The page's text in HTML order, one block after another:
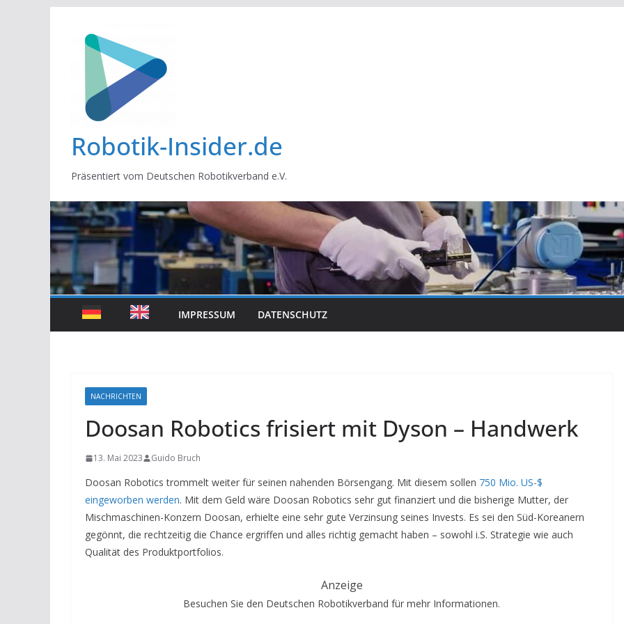
springen
Robotik-Insider.de
Präsentiert vom Deutschen Robotikverband e.V.
IMPRESSUM DATENSCHUTZ
NACHRICHTEN
Doosan Robotics frisiert mit Dyson – Handwerk
13. Mai 2023 Guido Bruch
Doosan Robotics trommelt weiter für seinen nahenden Börsengang. Mit diesem sollen 750 Mio. US-$
eingeworben werden. Mit dem Geld wäre Doosan Robotics sehr gut finanziert und die bisherige Mutter, der
Mischmaschinen-Konzern Doosan, erhielte eine sehr gute Verzinsung seines Invests. Es sei den Süd-Koreanern
gegönnt, die rechtzeitig die Chance ergriffen und alles richtig gemacht haben – sowohl i.S. Strategie wie auch
Qualität des Produktportfolios.
Anzeige
Besuchen Sie den Deutschen Robotikverband für mehr Informationen.